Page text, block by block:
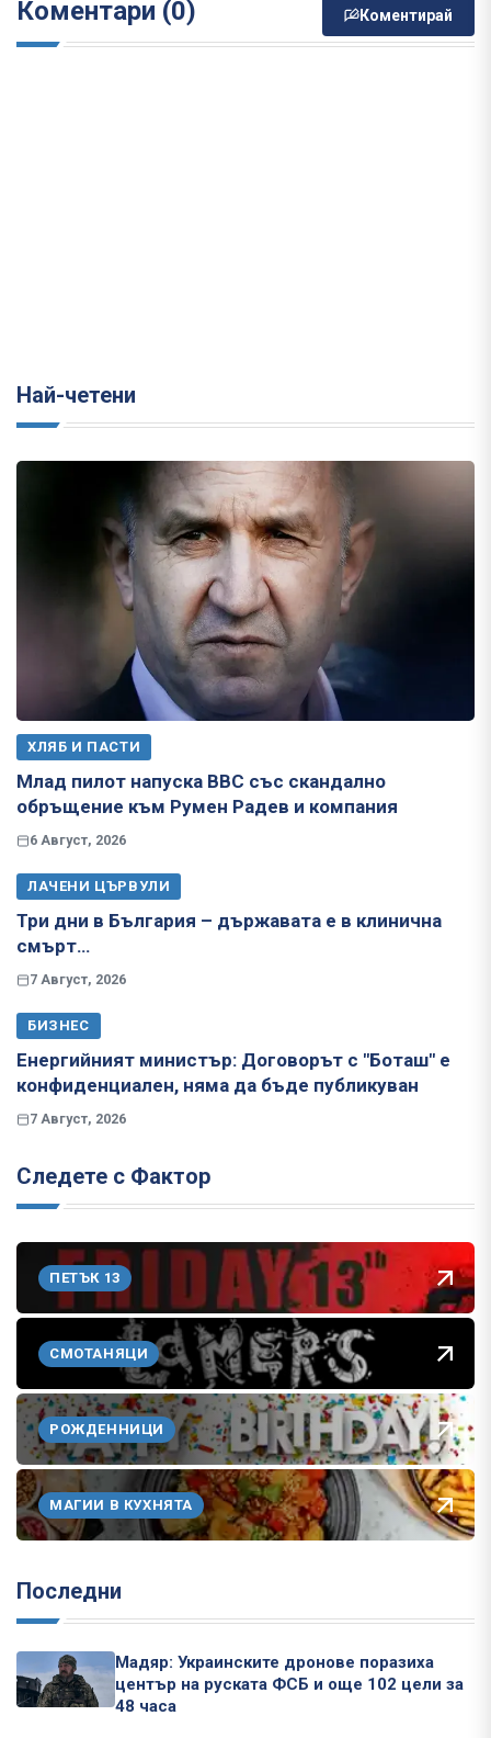
Коментари (0) Коментирай
Най-четени
ХЛЯБ И ПАСТИ
Млад пилот напуска ВВС със скандално
обръщение към Румен Радев и компания
6 Август, 2026
ЛАЧЕНИ ЦЪРВУЛИ
Три дни в България – държавата е в клинична
смърт…
7 Август, 2026
БИЗНЕС
Енергийният министър: Договорът с "Боташ" е
конфиденциален, няма да бъде публикуван
7 Август, 2026
Следете с Фактор
ПЕТЪК 13
СМОТАНЯЦИ
РОЖДЕННИЦИ
МАГИИ В КУХНЯТА
Последни
Мадяр: Украинските дронове поразиха
център на руската ФСБ и още 102 цели за
48 часа